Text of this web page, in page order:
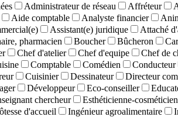
Administrateur de réseau Affréteur
Aide comptable Analyste financier
Assistant(e) juridique Attaché
pharmacien Boucher Bûcheron
Chef d'atelier Chef d'equipe Chef de
Comptable Comédien Conducteur
Cuisinier Dessinateur Directeur
Développeur Eco-conseiller
chercheur Esthéticienne-
d'accueil Ingénieur agroalimentaire